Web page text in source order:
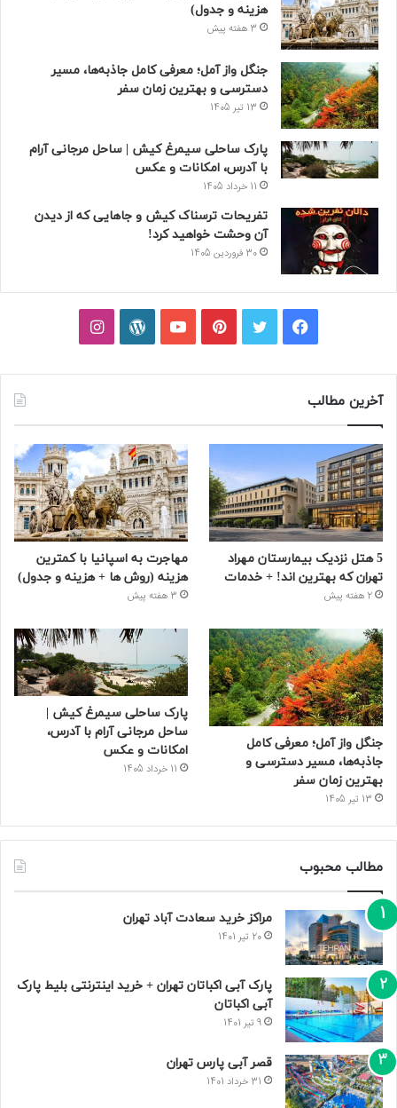
هزینه و جدول)
3 هفته پیش
جنگل واز آمل؛ معرفی کامل جاذبه‌ها، مسیر
دسترسی و بهترین زمان سفر
13 تیر 1405
پارک ساحلی سیمرغ کیش | ساحل مرجانی آرام
با آدرس، امکانات و عکس
11 خرداد 1405
تفریحات ترسناک کیش و جاهایی که از دیدن
آن وحشت خواهید کرد!
30 فروردین 1405
فیسبوکتوییترپینتریستیوتیوبوردپرساینستاگرام
آخرین مطالب
5 هتل نزدیک بیمارستان مهراد
تهران که بهترین‌ اند! + خدمات
2 هفته پیش
مهاجرت به اسپانیا با کمترین
هزینه (روش ها + هزینه و جدول)
3 هفته پیش
جنگل واز آمل؛ معرفی کامل
جاذبه‌ها، مسیر دسترسی و
بهترین زمان سفر
13 تیر 1405
پارک ساحلی سیمرغ کیش |
ساحل مرجانی آرام با آدرس،
امکانات و عکس
11 خرداد 1405
مطالب محبوب
مراکز خرید سعادت‌ آباد تهران
20 تیر 1401
پارک آبی اکباتان تهران + خرید اینترنتی بلیط پارک
آبی اکباتان
9 تیر 1401
قصر آبی پارس تهران
31 خرداد 1401